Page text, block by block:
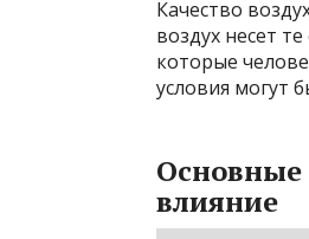
Качество
воздух несет
которые
условия могут
Основные
влияние